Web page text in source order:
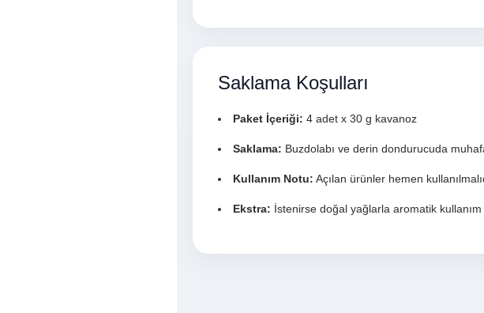
Saklama Koşulları
Paket İçeriği: 4 adet x 30 g kavanoz
Saklama: Buzdolabı ve derin dondurucuda
Kullanım Notu: Açılan ürünler hemen
Ekstra: İstenirse doğal yağlarla aromatik kullanım